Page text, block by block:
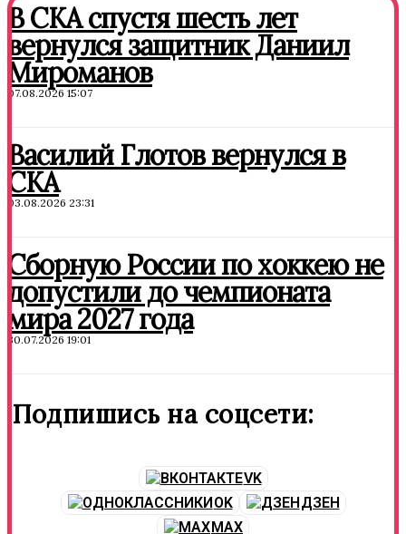
В СКА спустя шесть лет
вернулся защитник Даниил
Мироманов
07.08.2026 15:07
Василий Глотов вернулся в
СКА
03.08.2026 23:31
Сборную России по хоккею не
допустили до чемпионата
мира 2027 года
30.07.2026 19:01
Подпишись на соцсети:
VK
OK
ДЗЕН
MAX